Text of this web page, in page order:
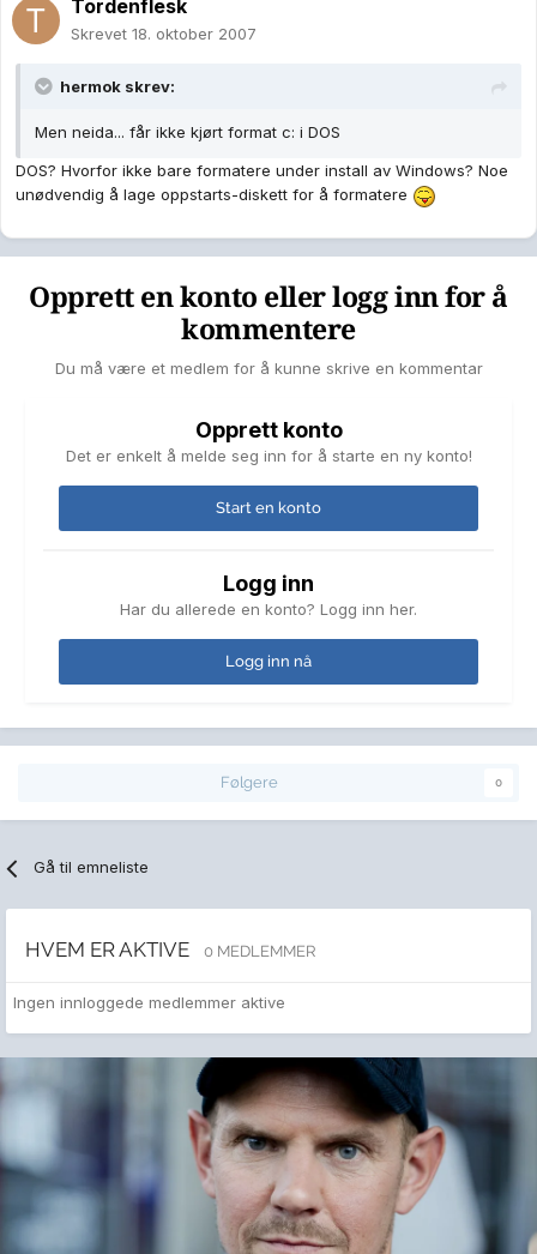
Tordenflesk
Skrevet 18. oktober 2007
hermok skrev:
Men neida... får ikke kjørt format c: i DOS
DOS? Hvorfor ikke bare formatere under install av Windows? Noe
unødvendig å lage oppstarts-diskett for å formatere
Opprett en konto eller logg inn for å
kommentere
Du må være et medlem for å kunne skrive en kommentar
Opprett konto
Det er enkelt å melde seg inn for å starte en ny konto!
Start en konto
Logg inn
Har du allerede en konto? Logg inn her.
Logg inn nå
Følgere 0
Gå til emneliste
HVEM ER AKTIVE 0 MEDLEMMER
Ingen innloggede medlemmer aktive